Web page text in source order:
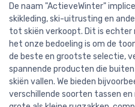
De naam "ActieveWinter"
skikleding, ski-uitrusting en
tot skiën verkoopt. Dit is echter
het onze bedoeling is om de
de beste en grootste selectie,
spannende producten die
skiën vallen. We bieden
verschillende soorten tassen en